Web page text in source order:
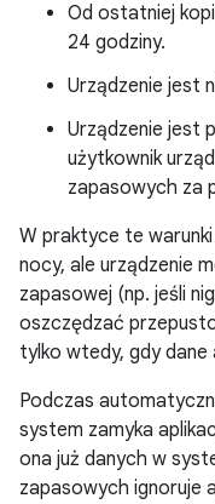
Od ostatniej
24 godziny.
Urządzenie jest
Urządzenie jest
użytkownik
zapasowych za
W praktyce te warunki
nocy, ale urządzenie
zapasowej (np. jeśli
oszczędzać
tylko wtedy, gdy dane
Podczas
system zamyka
ona już danych w
zapasowych ignoruje